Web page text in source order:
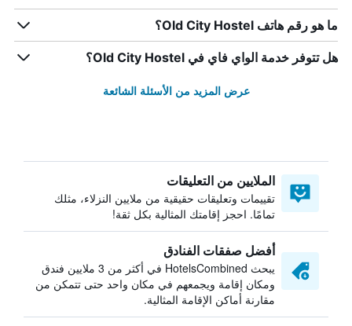
ما هو رقم هاتف Old City Hostel؟
هل تتوفر خدمة الواي فاي في Old City Hostel؟
عرض المزيد من الأسئلة الشائعة
الملايين من التعليقات
تقييمات وتعليقات حقيقية من ملايين النزلاء، مثلك
تمامًا. احجز إقامتك المثالية بكل ثقة!
أفضل صفقات الفنادق
يبحث HotelsCombined في أكثر من 3 ملايين فندق
ومكان إقامة ويجمعهم في مكان واحد حتى تتمكن من
مقارنة أماكن الإقامة المثالية.